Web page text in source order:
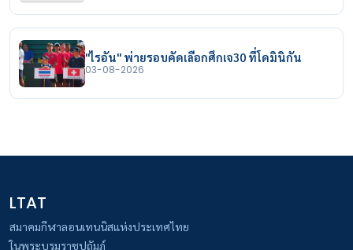
"ไรอัน" พ่ายรอบคัดเลือกศึกเจ30 ที่โดมินิกัน
03-08-2026
LTAT
สมาคมกีฬาลอนเทนนิสแห่งประเทศไทย
ในพระบรมราชูปถัมภ์